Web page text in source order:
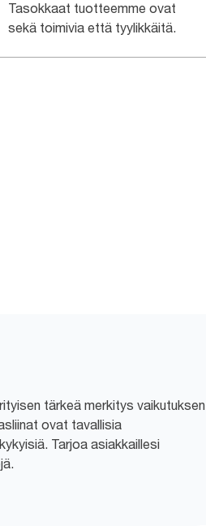
Tasokkaat tuotteemme ovat
sekä toimivia että tyylikkäitä.
tärkeä merkitys vaikutuksen
ovat tavallisia
Tarjoa asiakkaillesi